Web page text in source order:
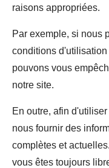
raisons appropriées.
Par exemple, si nous
conditions
pouvons vous
notre site.
En outre, afin
nous fournir des
complètes et
vous êtes toujours